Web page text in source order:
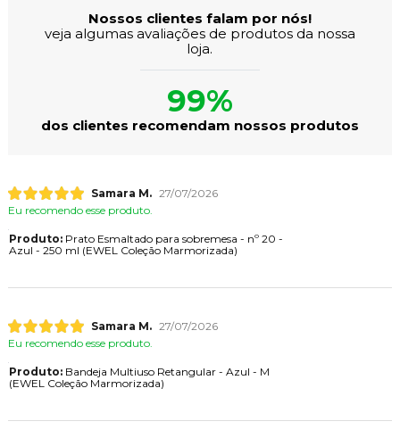
Nossos clientes falam por nós!
veja algumas avaliações de produtos da nossa
loja.
99%
dos clientes recomendam nossos produtos
Samara M. 27/07/2026
Eu recomendo esse produto.
Produto:Prato Esmaltado para sobremesa - nº 20 -
Azul - 250 ml (EWEL Coleção Marmorizada)
Samara M. 27/07/2026
Eu recomendo esse produto.
Produto:Bandeja Multiuso Retangular - Azul - M
(EWEL Coleção Marmorizada)